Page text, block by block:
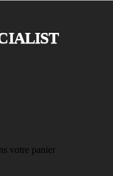
votre panier